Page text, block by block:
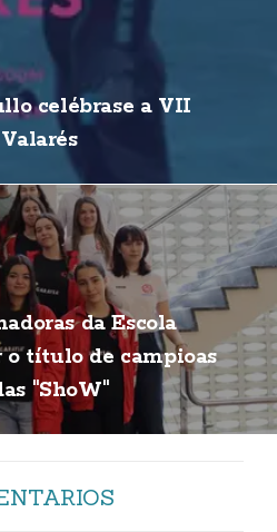
celébrase a VII
da Escola
o título de campioas
"ShoW"